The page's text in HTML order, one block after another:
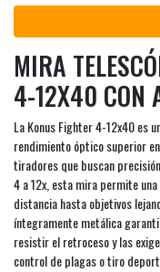
MIRA
4-12X40 CON
La Konus Fighter 4-12x40 es
rendimiento óptico superior
tiradores que buscan
4 a 12x, esta mira permite
distancia hasta objetivos
íntegramente metálica
resistir el retroceso y las
control de plagas o tiro